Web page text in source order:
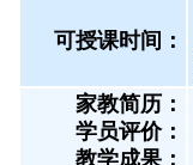
可授课时间：
家教简历：
学员评价：
教学成果：